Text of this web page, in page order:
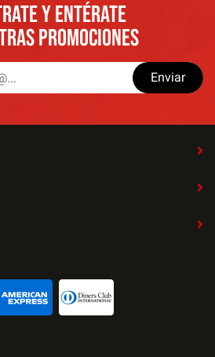
Y ENTÉRATE
PROMOCIONES
Enviar